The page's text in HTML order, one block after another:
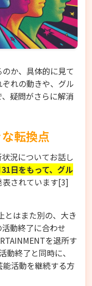
か、具体的に見て
れの動きや、グル
疑問がさらに解消
転換点
況についてお話し
日をもって、グル
表されています[3]
とはまた別の、大き
動終了に合わせ
を退所す
終了と同時に、
活動を継続する方